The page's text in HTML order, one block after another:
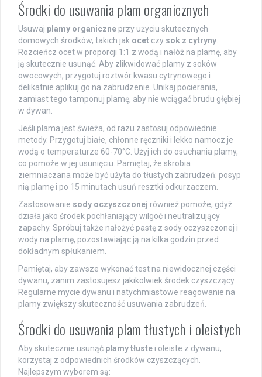
Środki do usuwania plam organicznych
Usuwaj plamy organiczne przy użyciu skutecznych
domowych środków, takich jak ocet czy sok z cytryny
Rozcieńcz ocet w proporcji 1:1 z wodą i nałóż na plamę, aby
ją skutecznie usunąć. Aby zlikwidować plamy z soków
owocowych, przygotuj roztwór kwasu cytrynowego i
delikatnie aplikuj go na zabrudzenie. Unikaj pocierania,
zamiast tego tamponuj plamę, aby nie wciągać brudu głębiej
w dywan.
Jeśli plama jest świeża, od razu zastosuj odpowiednie
metody. Przygotuj białe, chłonne ręczniki i lekko namocz je
wodą o temperaturze 60-70°C. Użyj ich do osuchania plamy,
co pomoże w jej usunięciu. Pamiętaj, że skrobia
ziemniaczana może być użyta do tłustych zabrudzeń: posyp
nią plamę i po 15 minutach usuń resztki odkurzaczem.
Zastosowanie sody oczyszczonej również pomoże, gdyż
działa jako środek pochłaniający wilgoć i neutralizujący
zapachy. Spróbuj także nałożyć pastę z sody oczyszczonej i
wody na plamę, pozostawiając ją na kilka godzin przed
dokładnym spłukaniem.
Pamiętaj, aby zawsze wykonać test na niewidocznej części
dywanu, zanim zastosujesz jakikolwiek środek czyszczący.
Regularne mycie dywanu i natychmiastowe reagowanie na
plamy zwiększy skuteczność usuwania zabrudzeń.
Środki do usuwania plam tłustych i oleistych
Aby skutecznie usunąć plamy tłuste i oleiste z dywanu,
korzystaj z odpowiednich środków czyszczących.
Najlepszym wyborem są: